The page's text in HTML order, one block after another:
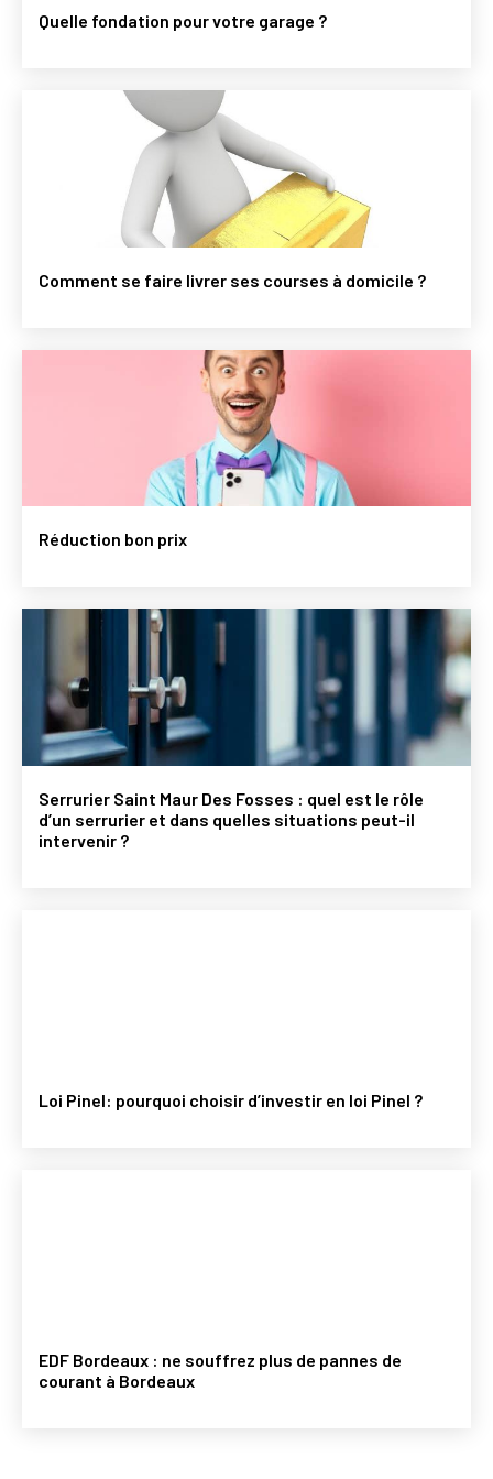
Quelle fondation pour votre garage ?
Comment se faire livrer ses courses à domicile ?
Réduction bon prix
Serrurier Saint Maur Des Fosses : quel est le rôle
d’un serrurier et dans quelles situations peut-il
intervenir ?
Loi Pinel: pourquoi choisir d’investir en loi Pinel ?
EDF Bordeaux : ne souffrez plus de pannes de
courant à Bordeaux